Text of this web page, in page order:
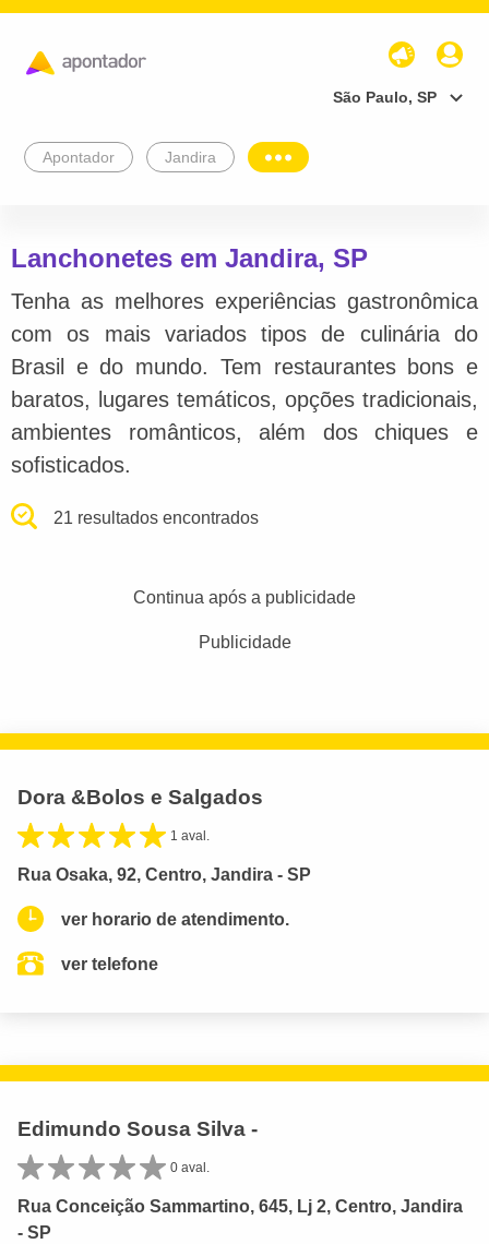
São Paulo, SP
Apontador Jandira
Lanchonetes em Jandira, SP
Tenha as melhores experiências gastronômica
com os mais variados tipos de culinária do
Brasil e do mundo. Tem restaurantes bons e
baratos, lugares temáticos, opções tradicionais,
ambientes românticos, além dos chiques e
sofisticados.
21 resultados encontrados
Continua após a publicidade
Publicidade
Dora &Bolos e Salgados
1 aval.
Rua Osaka, 92, Centro, Jandira - SP
ver horario de atendimento.
ver telefone
Edimundo Sousa Silva -
0 aval.
Rua Conceição Sammartino, 645, Lj 2, Centro, Jandira
- SP